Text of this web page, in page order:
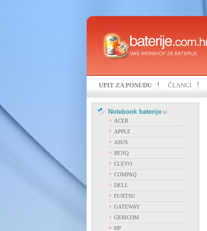
UPIT ZA PONUDU ČLANCI
Notebook baterije
ACER
APPLE
ASUS
BENQ
CLEVO
COMPAQ
DELL
FUJITSU
GATEWAY
GERICOM
HP